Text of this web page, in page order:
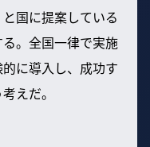
国に提案している
。全国一律で実施
に導入し、成功す
えだ。